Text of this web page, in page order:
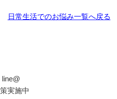
日常生活でのお悩み一覧へ戻る